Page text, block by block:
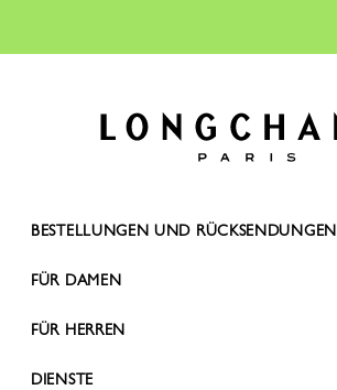
BESTELLUNGEN UND RÜCKSENDUNGEN
FÜR DAMEN
FÜR HERREN
DIENSTE